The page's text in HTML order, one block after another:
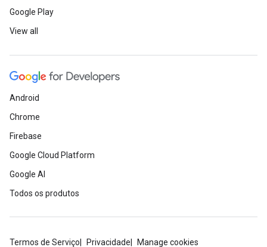
Google Play
View all
Android
Chrome
Firebase
Google Cloud Platform
Google AI
Todos os produtos
Termos de Serviço Privacidade Manage cookies